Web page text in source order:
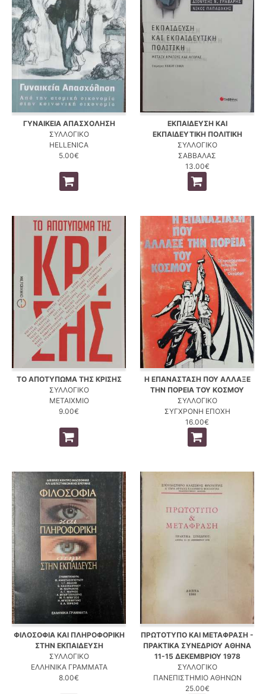
ΓΥΝΑΙΚΕΙΑ ΑΠΑΣΧΟΛΗΣΗ
ΣΥΛΛΟΓΙΚΟ
HELLENICA
5.00€
ΕΚΠΑΙΔΕΥΣΗ ΚΑΙ
ΕΚΠΑΙΔΕΥΤΙΚΗ ΠΟΛΙΤΙΚΗ
ΣΥΛΛΟΓΙΚΟ
ΣΑΒΒΑΛΑΣ
13.00€
ΤΟ ΑΠΟΤΥΠΩΜΑ ΤΗΣ ΚΡΙΣΗΣ
ΣΥΛΛΟΓΙΚΟ
ΜΕΤΑΙΧΜΙΟ
9.00€
Η ΕΠΑΝΑΣΤΑΣΗ ΠΟΥ ΑΛΛΑΞΕ
ΤΗΝ ΠΟΡΕΙΑ ΤΟΥ ΚΟΣΜΟΥ
ΣΥΛΛΟΓΙΚΟ
ΣΥΓΧΡΟΝΗ ΕΠΟΧΗ
16.00€
ΦΙΛΟΣΟΦΙΑ ΚΑΙ ΠΛΗΡΟΦΟΡΙΚΗ
ΣΤΗΝ ΕΚΠΑΙΔΕΥΣΗ
ΣΥΛΛΟΓΙΚΟ
ΕΛΛΗΝΙΚΑ ΓΡΑΜΜΑΤΑ
8.00€
ΠΡΩΤΟΤΥΠΟ ΚΑΙ ΜΕΤΑΦΡΑΣΗ -
ΠΡΑΚΤΙΚΑ ΣΥΝΕΔΡΙΟΥ ΑΘΗΝΑ
11-15 ΔΕΚΕΜΒΡΙΟΥ 1978
ΣΥΛΛΟΓΙΚΟ
ΠΑΝΕΠΙΣΤΗΜΙΟ ΑΘΗΝΩΝ
25.00€